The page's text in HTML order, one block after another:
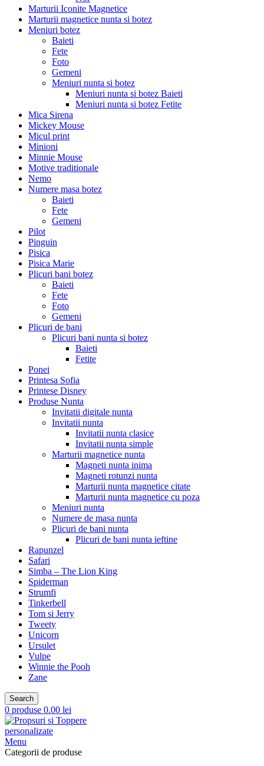
Marturii Iconite Magnetice
Marturii magnetice nunta si botez
Meniuri botez
Baieti
Fete
Foto
Gemeni
Meniuri nunta si botez
Meniuri nunta si botez Baieti
Meniuri nunta si botez Fetite
Mica Sirena
Mickey Mouse
Micul print
Minioni
Minnie Mouse
Motive traditionale
Nemo
Numere masa botez
Baieti
Fete
Gemeni
Pilot
Pinguin
Pisica
Pisica Marie
Plicuri bani botez
Baieti
Fete
Foto
Gemeni
Plicuri de bani
Plicuri bani nunta si botez
Baieti
Fetite
Ponei
Printesa Sofia
Printese Disney
Produse Nunta
Invitatii digitale nunta
Invitatii nunta
Invitatii nunta clasice
Invitatii nunta simple
Marturii magnetice nunta
Magneti nunta inima
Magneti rotunzi nunta
Marturii nunta magnetice citate
Marturii nunta magnetice cu poza
Meniuri nunta
Numere de masa nunta
Plicuri de bani nunta
Plicuri de bani nunta ieftine
Rapunzel
Safari
Simba – The Lion King
Spiderman
Strumfi
Tinkerbell
Tom si Jerry
Tweety
Unicorn
Ursulet
Vulpe
Winnie the Pooh
Zane
Search
0 produse 0.00 lei
Menu
Categorii de produse